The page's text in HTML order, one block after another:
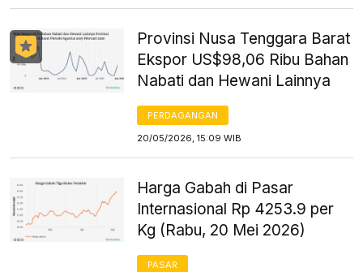
Provinsi Nusa Tenggara Barat
Ekspor US$98,06 Ribu Bahan
Nabati dan Hewani Lainnya
PERDAGANGAN
20/05/2026, 15:09 WIB
Harga Gabah di Pasar
Internasional Rp 4253.9 per
Kg (Rabu, 20 Mei 2026)
PASAR